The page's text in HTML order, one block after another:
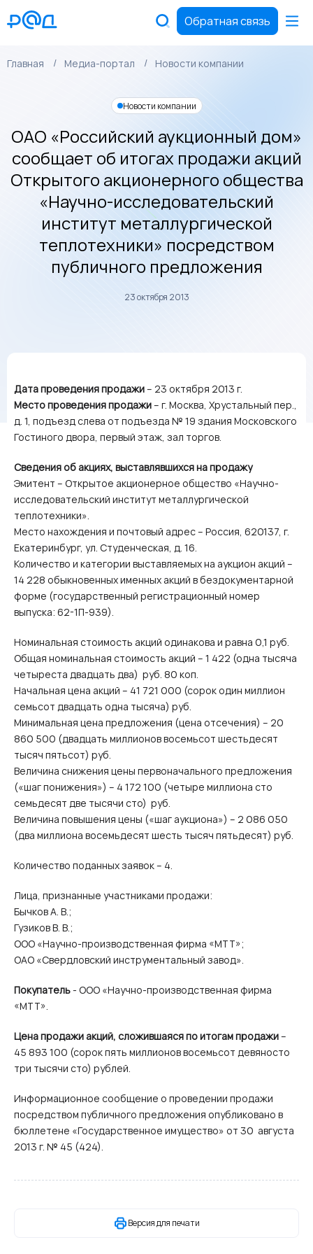
Обратная связь
Главная Медиа-портал Новости компании
Новости компании
ОАО «Российский аукционный дом»
сообщает об итогах продажи акций
Открытого акционерного общества
«Научно-исследовательский
институт металлургической
теплотехники» посредством
публичного предложения
23 октября 2013
Дата проведения продажи– 23 октября 2013 г.
Место проведения продажи– г. Москва, Хрустальный пер.,
д. 1, подъезд слева от подъезда № 19 здания Московского
Гостиного двора, первый этаж, зал торгов.
Сведения об акциях, выставлявшихся на продажу
Эмитент – Открытое акционерное общество «Научно-
исследовательский институт металлургической
теплотехники».
Место нахождения и почтовый адрес – Россия, 620137, г.
Екатеринбург, ул. Студенческая, д. 16.
Количество и категории выставляемых на аукцион акций –
14 228 обыкновенных именных акций в бездокументарной
форме (государственный регистрационный номер
выпуска: 62-1П-939).
Номинальная стоимость акций одинакова и равна 0,1 руб.
Общая номинальная стоимость акций – 1 422 (одна тысяча
четыреста двадцать два) руб. 80 коп.
Начальная цена акций – 41 721 000 (сорок один миллион
семьсот двадцать одна тысяча) руб.
Минимальная цена предложения (цена отсечения) – 20
860 500 (двадцать миллионов восемьсот шестьдесят
тысяч пятьсот) руб.
Величина снижения цены первоначального предложения
(«шаг понижения») – 4 172 100 (четыре миллиона сто
семьдесят две тысячи сто) руб.
Величина повышения цены («шаг аукциона») – 2 086 050
(два миллиона восемьдесят шесть тысяч пятьдесят) руб.
Количество поданных заявок – 4.
Лица, признанные участниками продажи:
Бычков А. В.;
Гузиков В. В.;
ООО «Научно-производственная фирма «МТТ»;
ОАО «Свердловский инструментальный завод».
Покупатель- ООО «Научно-производственная фирма
«МТТ».
Цена продажи акций, сложившаяся по итогам продажи–
45 893 100 (сорок пять миллионов восемьсот девяносто
три тысячи сто) рублей.
Информационное сообщение о проведении продажи
посредством публичного предложения опубликовано в
бюллетене «Государственное имущество» от 30 августа
2013 г. № 45 (424).
Версия для печати